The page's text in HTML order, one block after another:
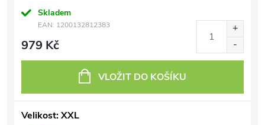
Skladem
EAN: 1200132812383
979 Kč
VLOŽIT DO KOŠÍKU
Velikost: XXL